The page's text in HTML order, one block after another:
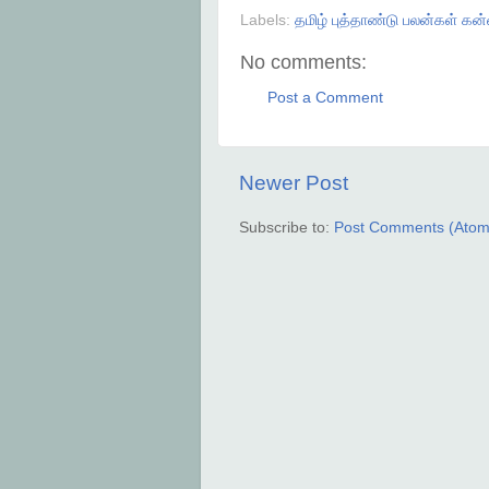
Labels: தமிழ் புத்தாண்டு பலன்கள்
No comments:
Post a Comment
Newer Post
Subscribe to: Post Comments